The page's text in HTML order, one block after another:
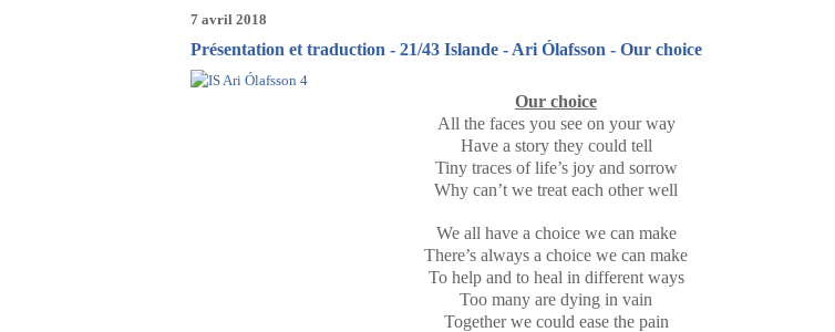
7 avril 2018
Présentation et traduction - 21/43 Islande - Ari Ólafsson - Our choice
Our choice
All the faces you see on your way
Have a story they could tell
Tiny traces of life’s joy and sorrow
Why can’t we treat each other well
We all have a choice we can make
There’s always a choice we can make
To help and to heal in different ways
Too many are dying in vain
Together we could ease the pain